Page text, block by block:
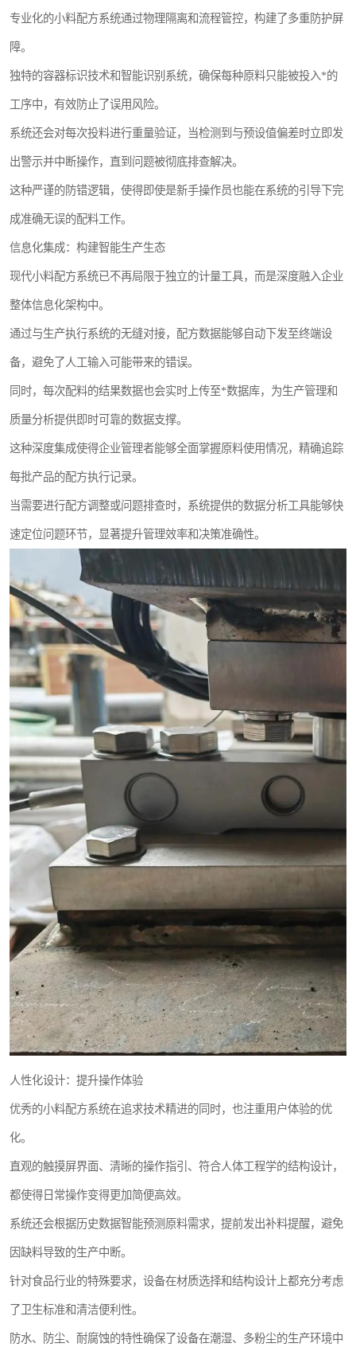
专业化的小料配方系统通过物理隔离和流程管控，构建了多重防护屏
障。
独特的容器标识技术和智能识别系统，确保每种原料只能被投入*的
工序中，有效防止了误用风险。
系统还会对每次投料进行重量验证，当检测到与预设值偏差时立即发
出警示并中断操作，直到问题被彻底排查解决。
这种严谨的防错逻辑，使得即使是新手操作员也能在系统的引导下完
成准确无误的配料工作。
信息化集成：构建智能生产生态
现代小料配方系统已不再局限于独立的计量工具，而是深度融入企业
整体信息化架构中。
通过与生产执行系统的无缝对接，配方数据能够自动下发至终端设
备，避免了人工输入可能带来的错误。
同时，每次配料的结果数据也会实时上传至*数据库，为生产管理和
质量分析提供即时可靠的数据支撑。
这种深度集成使得企业管理者能够全面掌握原料使用情况，精确追踪
每批产品的配方执行记录。
当需要进行配方调整或问题排查时，系统提供的数据分析工具能够快
速定位问题环节，显著提升管理效率和决策准确性。
人性化设计：提升操作体验
优秀的小料配方系统在追求技术精进的同时，也注重用户体验的优
化。
直观的触摸屏界面、清晰的操作指引、符合人体工程学的结构设计，
都使得日常操作变得更加简便高效。
系统还会根据历史数据智能预测原料需求，提前发出补料提醒，避免
因缺料导致的生产中断。
针对食品行业的特殊要求，设备在材质选择和结构设计上都充分考虑
了卫生标准和清洁便利性。
防水、防尘、耐腐蚀的特性确保了设备在潮湿、多粉尘的生产环境中